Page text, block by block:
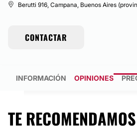
Berutti 916, Campana, Buenos Aires
CONTACTAR
INFORMACIÓN OPINIONES
TE RECOMENDAMOS